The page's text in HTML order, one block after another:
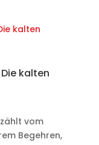
kalten
vom
Begehren,